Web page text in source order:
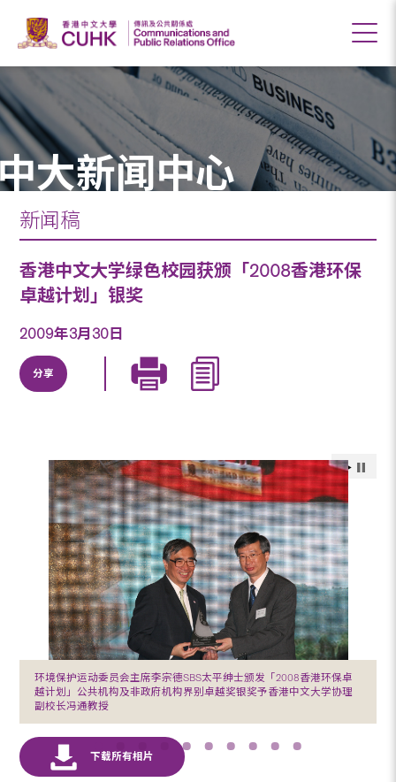
大新闻中心
新闻稿
香港中文大学绿色校园获颁「2008香港环保
卓越计划」银奖
2009年3月30日
分享
环境保护运动委员会主席李宗德SBS太平绅士颁发「2008香港环保卓
越计划」公共机构及非政府机构界别卓越奖银奖予香港中文大学协理
副校长冯通教授